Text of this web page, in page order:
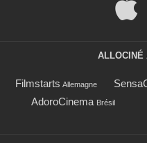
ALLOCINÉ
Filmstarts Allemagne
AdoroCinema Brésil